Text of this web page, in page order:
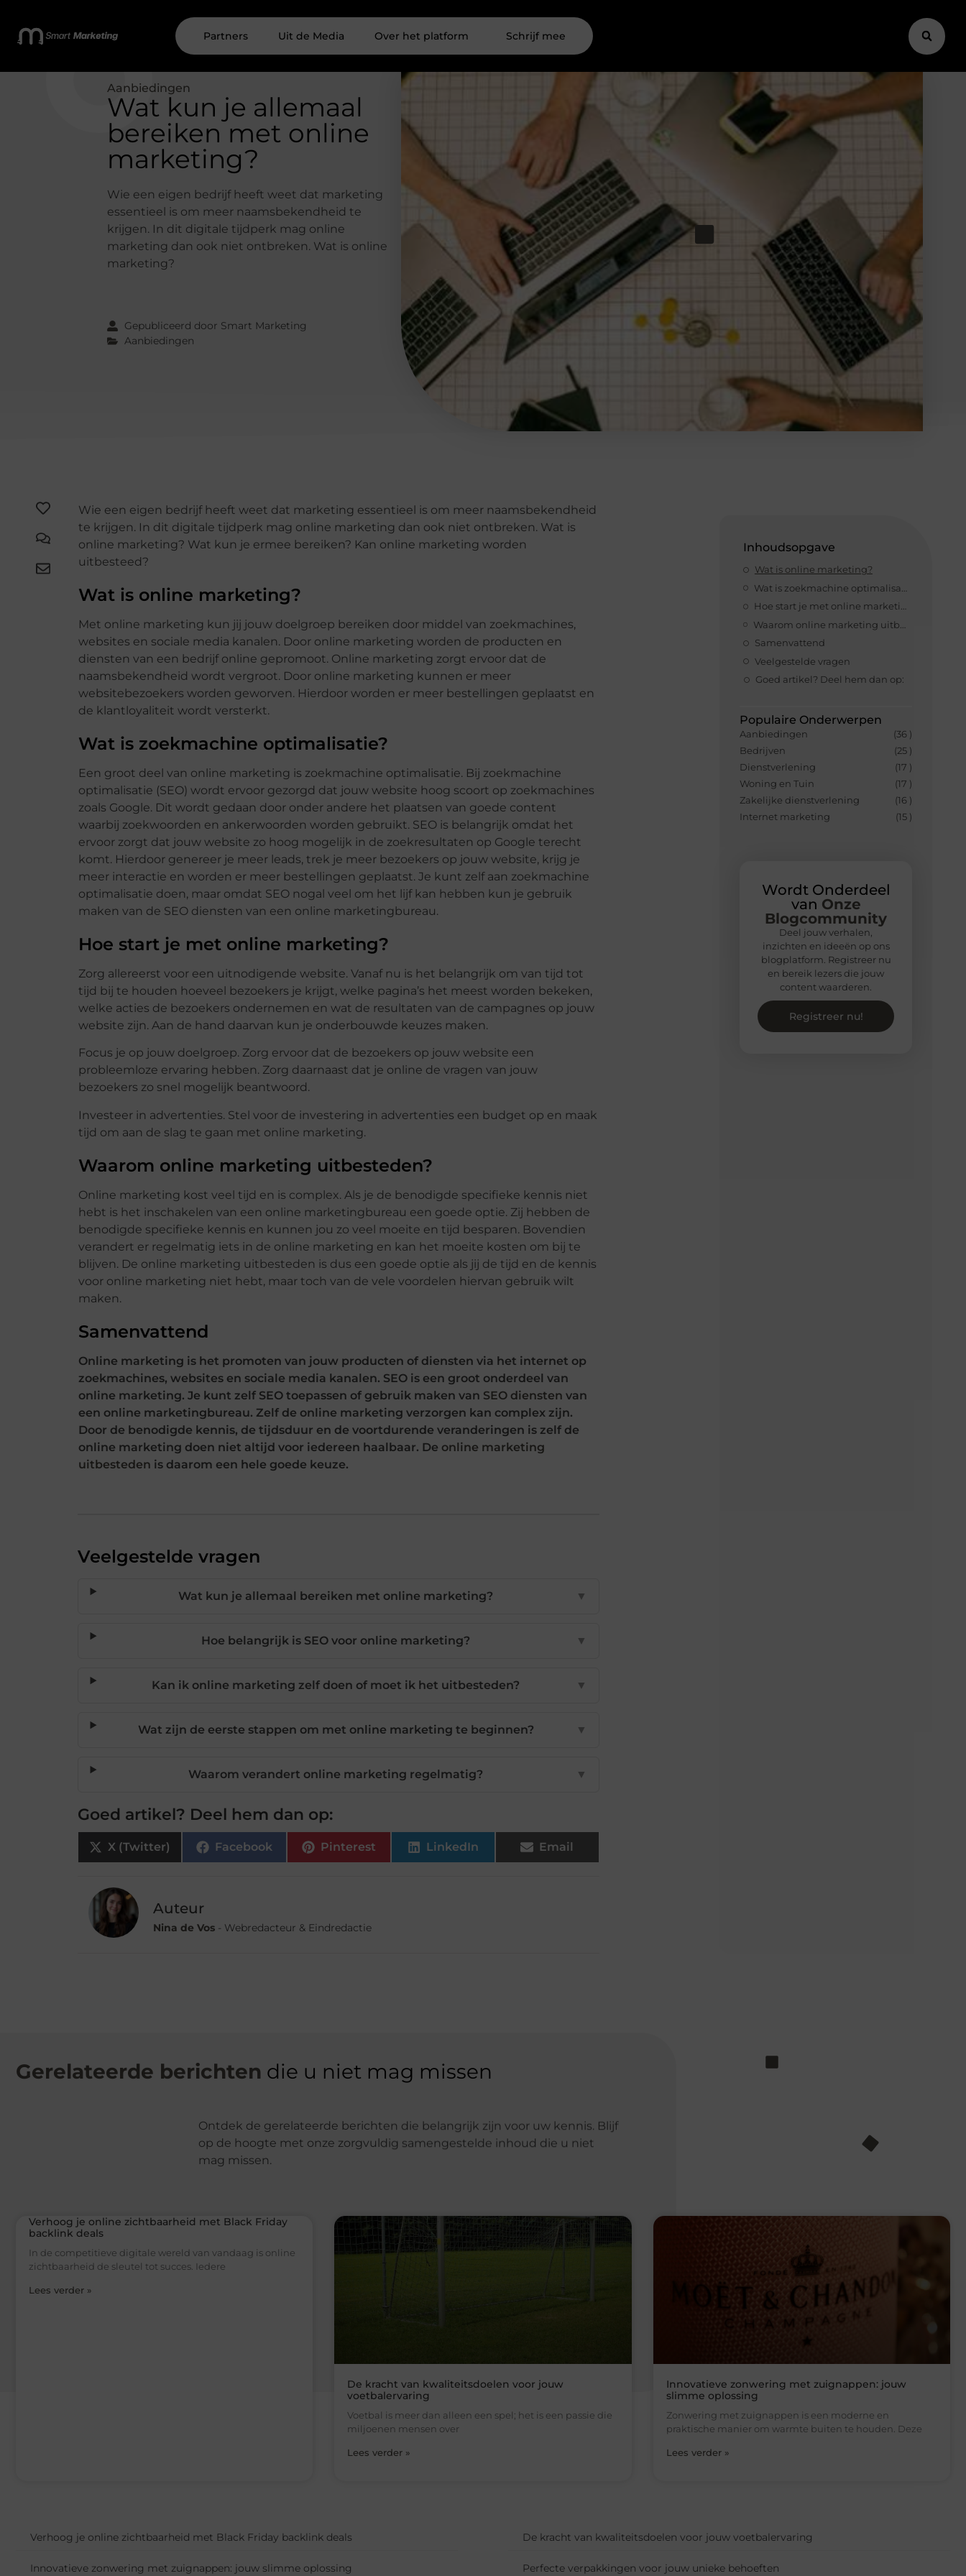
Partners Uit de Media Over het platform Schrijf mee
Aanbiedingen
Wat kun je allemaal
bereiken met online
marketing?
Wie een eigen bedrijf heeft weet dat marketing
essentieel is om meer naamsbekendheid te
krijgen. In dit digitale tijdperk mag online
marketing dan ook niet ontbreken. Wat is online
marketing?
Gepubliceerd door Smart Marketing
Aanbiedingen
Inhoudsopgave
Wat is online marketing?
Hoe start je met online marketing?
Samenvattend
Veelgestelde vragen
Goed artikel? Deel hem dan op:
Populaire Onderwerpen
Aanbiedingen
(36 )
Bedrijven
(25 )
Dienstverlening
(17 )
Woning en Tuin
(17 )
Zakelijke dienstverlening
(16 )
Internet marketing
(15 )
Wordt Onderdeel
van Onze
Blogcommunity
Deel jouw verhalen,
inzichten en ideeën op ons
blogplatform. Registreer nu
en bereik lezers die jouw
content waarderen.
Registreer nu!
Wie een eigen bedrijf heeft weet dat marketing essentieel is om meer naamsbekendheid
te krijgen. In dit digitale tijdperk mag online marketing dan ook niet ontbreken. Wat is
online marketing? Wat kun je ermee bereiken? Kan online marketing worden
uitbesteed?
Wat is online marketing?
Met online marketing kun jij jouw doelgroep bereiken door middel van zoekmachines,
websites en sociale media kanalen. Door online marketing worden de producten en
diensten van een bedrijf online gepromoot. Online marketing zorgt ervoor dat de
naamsbekendheid wordt vergroot. Door online marketing kunnen er meer
websitebezoekers worden geworven. Hierdoor worden er meer bestellingen geplaatst en
de klantloyaliteit wordt versterkt.
Wat is zoekmachine optimalisatie?
Een groot deel van online marketing is zoekmachine optimalisatie. Bij zoekmachine
optimalisatie (SEO) wordt ervoor gezorgd dat jouw website hoog scoort op zoekmachines
zoals Google. Dit wordt gedaan door onder andere het plaatsen van goede content
waarbij zoekwoorden en ankerwoorden worden gebruikt. SEO is belangrijk omdat het
ervoor zorgt dat jouw website zo hoog mogelijk in de zoekresultaten op Google terecht
komt. Hierdoor genereer je meer leads, trek je meer bezoekers op jouw website, krijg je
meer interactie en worden er meer bestellingen geplaatst. Je kunt zelf aan zoekmachine
optimalisatie doen, maar omdat SEO nogal veel om het lijf kan hebben kun je gebruik
maken van de SEO diensten van een online marketingbureau.
Hoe start je met online marketing?
Zorg allereerst voor een uitnodigende website. Vanaf nu is het belangrijk om van tijd tot
tijd bij te houden hoeveel bezoekers je krijgt, welke pagina’s het meest worden bekeken,
welke acties de bezoekers ondernemen en wat de resultaten van de campagnes op jouw
website zijn. Aan de hand daarvan kun je onderbouwde keuzes maken.
Focus je op jouw doelgroep. Zorg ervoor dat de bezoekers op jouw website een
probleemloze ervaring hebben. Zorg daarnaast dat je online de vragen van jouw
bezoekers zo snel mogelijk beantwoord.
Investeer in advertenties. Stel voor de investering in advertenties een budget op en maak
tijd om aan de slag te gaan met online marketing.
Waarom online marketing uitbesteden?
Online marketing kost veel tijd en is complex. Als je de benodigde specifieke kennis niet
hebt is het inschakelen van een online marketingbureau een goede optie. Zij hebben de
benodigde specifieke kennis en kunnen jou zo veel moeite en tijd besparen. Bovendien
verandert er regelmatig iets in de online marketing en kan het moeite kosten om bij te
blijven. De online marketing uitbesteden is dus een goede optie als jij de tijd en de kennis
voor online marketing niet hebt, maar toch van de vele voordelen hiervan gebruik wilt
maken.
Samenvattend
Online marketing is het promoten van jouw producten of diensten via het internet op
zoekmachines, websites en sociale media kanalen. SEO is een groot onderdeel van
online marketing. Je kunt zelf SEO toepassen of gebruik maken van SEO diensten van
een online marketingbureau. Zelf de online marketing verzorgen kan complex zijn.
Door de benodigde kennis, de tijdsduur en de voortdurende veranderingen is zelf de
online marketing doen niet altijd voor iedereen haalbaar. De online marketing
uitbesteden is daarom een hele goede keuze.
Veelgestelde vragen
Wat kun je allemaal bereiken met online marketing? ▼
Hoe belangrijk is SEO voor online marketing? ▼
Kan ik online marketing zelf doen of moet ik het uitbesteden? ▼
Wat zijn de eerste stappen om met online marketing te beginnen? ▼
Waarom verandert online marketing regelmatig? ▼
Goed artikel? Deel hem dan op:
X (Twitter) Facebook Pinterest LinkedIn Email
Auteur
Nina de Vos - Webredacteur & Eindredactie
Gerelateerde berichten die u niet mag missen
Ontdek de gerelateerde berichten die belangrijk zijn voor uw kennis. Blijf
op de hoogte met onze zorgvuldig samengestelde inhoud die u niet
mag missen.
Verhoog je online zichtbaarheid met Black Friday
backlink deals
In de competitieve digitale wereld van vandaag is online
zichtbaarheid de sleutel tot succes. Iedere
Lees verder »
De kracht van kwaliteitsdoelen voor jouw
voetbalervaring
Voetbal is meer dan alleen een spel; het is een passie die
miljoenen mensen over
Lees verder »
Innovatieve zonwering met zuignappen: jouw
slimme oplossing
Zonwering met zuignappen is een moderne en
praktische manier om warmte buiten te houden. Deze
Lees verder »
Verhoog je online zichtbaarheid met Black Friday backlink deals De kracht van kwaliteitsdoelen voor jouw voetbalervaring
Innovatieve zonwering met zuignappen: jouw slimme oplossing Perfecte verpakkingen voor jouw unieke behoeften